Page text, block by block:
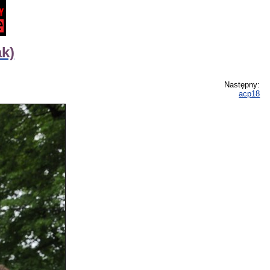
Następny:
acp18